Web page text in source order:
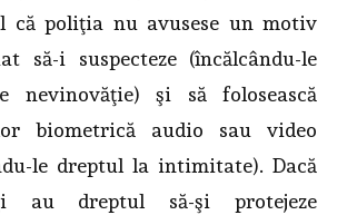
că poliţia nu avusese un motiv
să-i suspecteze (încălcându-le
nevinovăţie) şi să folosească
biometrică audio sau video
le dreptul la intimitate). Dacă
au dreptul să-şi protejeze